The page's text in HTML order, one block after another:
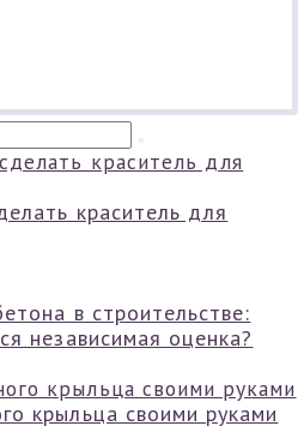
краситель для
в строительстве:
независимая оценка?
крыльца своими руками